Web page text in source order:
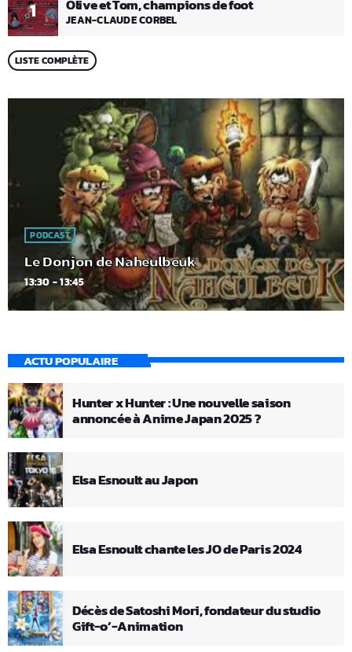
1 Olive et Tom, champions de foot
JEAN-CLAUDE CORBEL
LISTE COMPLÈTE
PODCAST
Le Donjon de Naheulbeuk
13:30 - 13:45
ACTU POPULAIRE
Hunter x Hunter : Une nouvelle saison
annoncée à Anime Japan 2025 ?
Elsa Esnoult au Japon
Elsa Esnoult chante les JO de Paris 2024
Décès de Satoshi Mori, fondateur du studio
Gift-o’-Animation